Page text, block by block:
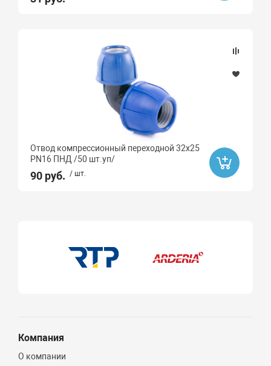
Тип монтажа
настенный
Отвод компрессионный переходной 32х25
PN16 ПНД /50 шт.уп/
90 руб. / шт.
Компания
О компании